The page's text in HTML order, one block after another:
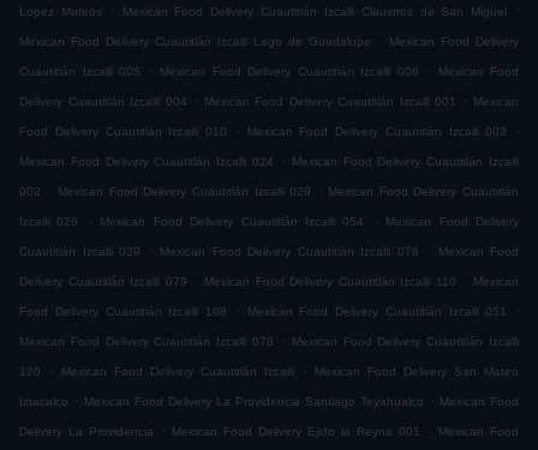
Lopez Mateos . Mexican Food Delivery Cuautitlán Izcalli Claustros de San Miguel .
Mexican Food Delivery Cuautitlán Izcalli Lago de Guadalupe . Mexican Food Delivery
Cuautitlán Izcalli 005 . Mexican Food Delivery Cuautitlán Izcalli 006 . Mexican Food
Delivery Cuautitlán Izcalli 004 . Mexican Food Delivery Cuautitlán Izcalli 001 . Mexican
Food Delivery Cuautitlán Izcalli 010 . Mexican Food Delivery Cuautitlán Izcalli 003 .
Mexican Food Delivery Cuautitlán Izcalli 024 . Mexican Food Delivery Cuautitlán Izcalli
002 . Mexican Food Delivery Cuautitlán Izcalli 029 . Mexican Food Delivery Cuautitlán
Izcalli 026 . Mexican Food Delivery Cuautitlán Izcalli 054 . Mexican Food Delivery
Cuautitlán Izcalli 039 . Mexican Food Delivery Cuautitlán Izcalli 076 . Mexican Food
Delivery Cuautitlán Izcalli 079 . Mexican Food Delivery Cuautitlán Izcalli 110 . Mexican
Food Delivery Cuautitlán Izcalli 108 . Mexican Food Delivery Cuautitlán Izcalli 051 .
Mexican Food Delivery Cuautitlán Izcalli 078 . Mexican Food Delivery Cuautitlán Izcalli
120 . Mexican Food Delivery Cuautitlán Izcalli . Mexican Food Delivery San Mateo
Iztacalco . Mexican Food Delivery La Providencia Santiago Teyahualco . Mexican Food
Delivery La Providencia . Mexican Food Delivery Ejido la Reyna 001 . Mexican Food